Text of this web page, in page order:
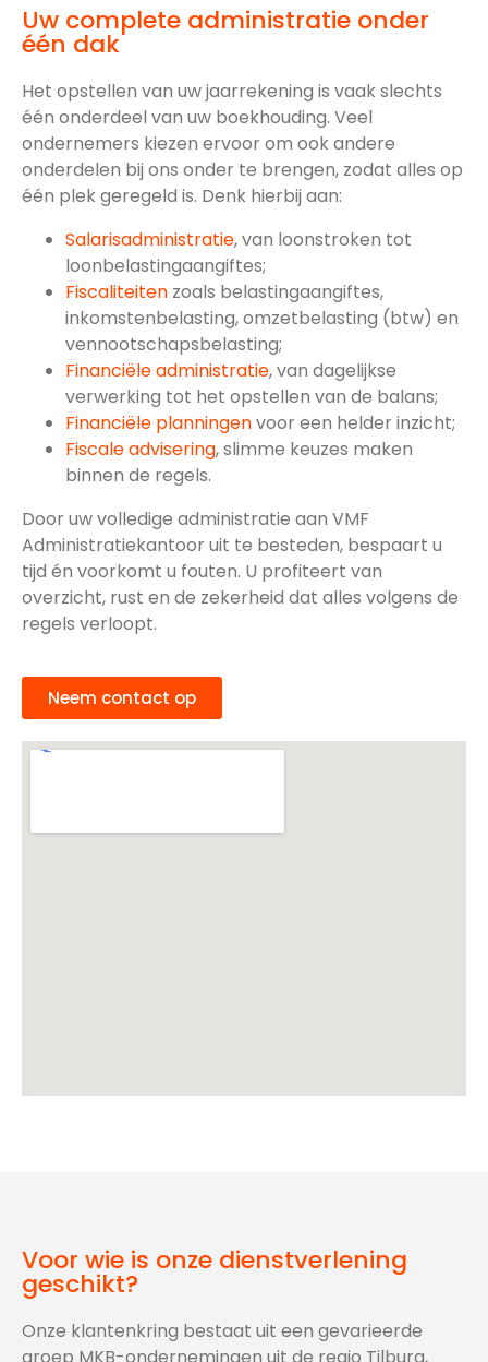
Uw complete administratie onder
één dak
Het opstellen van uw jaarrekening is vaak slechts
één onderdeel van uw boekhouding. Veel
ondernemers kiezen ervoor om ook andere
onderdelen bij ons onder te brengen, zodat alles op
één plek geregeld is. Denk hierbij aan:
Salarisadministratie, van loonstroken tot
loonbelastingaangiftes;
Fiscaliteiten zoals belastingaangiftes,
inkomstenbelasting, omzetbelasting (btw) en
vennootschapsbelasting;
Financiële administratie, van dagelijkse
verwerking tot het opstellen van de balans;
Financiële planningenvoor een helder inzicht;
Fiscale advisering, slimme keuzes maken
binnen de regels.
Door uw volledige administratie aan VMF
Administratiekantoor uit te besteden, bespaart u
tijd én voorkomt u fouten. U profiteert van
overzicht, rust en de zekerheid dat alles volgens de
regels verloopt.
Neem contact op
Voor wie is onze dienstverlening
geschikt?
Onze klantenkring bestaat uit een gevarieerde
groep MKB-ondernemingen uit de regio Tilburg,